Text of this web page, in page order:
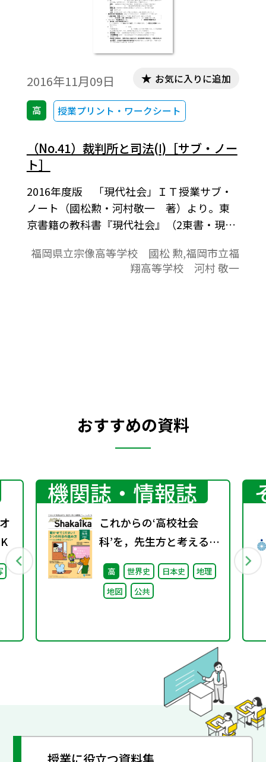
2016年11月09日
高 授業プリント・ワークシート
お気に入りに追加
（No.41）裁判所と司法(Ⅰ)［サブ・ノー
ト］
2016年度版 「現代社会」ＩＴ授業サブ・
ノート（國松勲・河村敬一 著）より。東
京書籍の教科書『現代社会』（2東書・現社
なっています。授業プリントやワークシート
としてご活用いただけます。
福岡県立宗像高等学校 國松 勲,福岡市立福
翔高等学校 河村 敬一
おすすめの資料
機関誌・情報誌
これからの‘高校社会
科’を，先生方と考える機
関誌。『NEW
ShakaIka』 2025年
秋号"
高 世界史 日本史
地理
地図
公共